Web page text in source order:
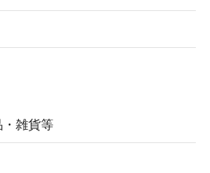
・雑貨等